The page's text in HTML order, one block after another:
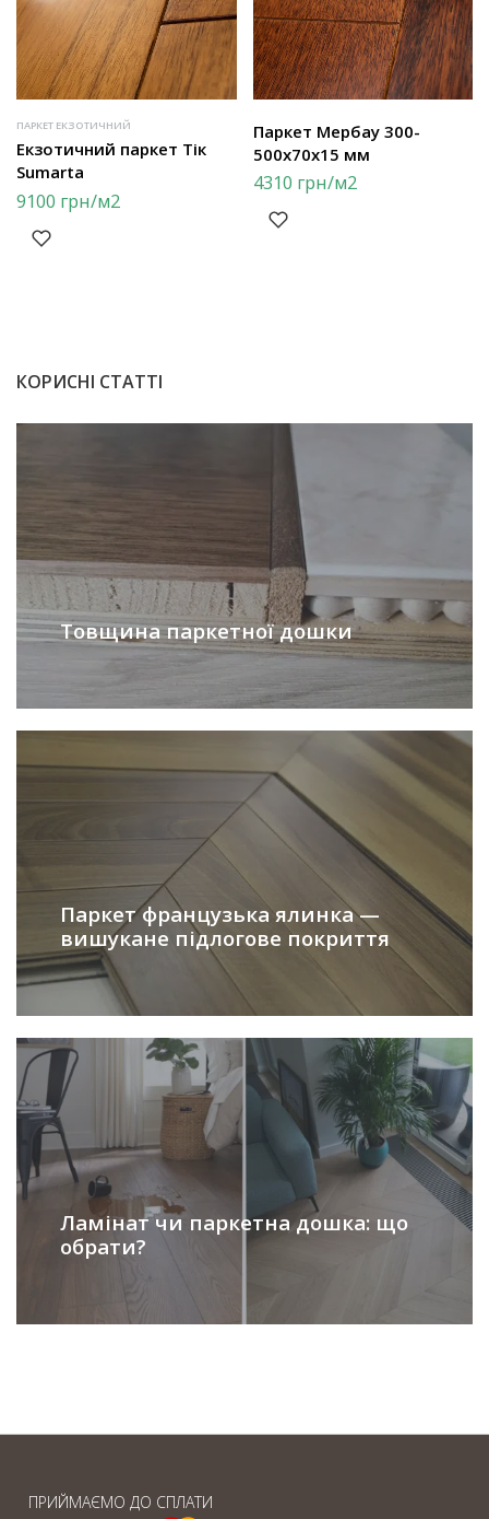
ПАРКЕТ ЕКЗОТИЧНИЙ
Екзотичний паркет Тік
Sumarta
9100 грн/м2
Паркет Мербау 300-
500х70х15 мм
4310 грн/м2
КОРИСНІ СТАТТІ
Товщина паркетної дошки
Паркет французька ялинка —
вишукане підлогове покриття
Ламінат чи паркетна дошка: що
обрати?
ПРИЙМАЄМО ДО СПЛАТИ